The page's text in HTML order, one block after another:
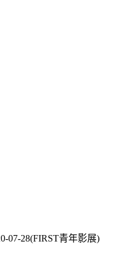
07-28(FIRST青年影展)